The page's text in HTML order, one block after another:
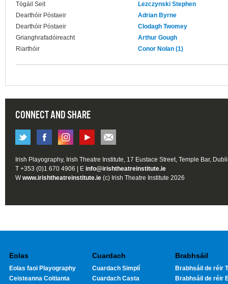
Tógáil Seit
Lezczynski Stephen
Dearthóir Póstaeir
Adrian Byrne
Dearthóir Póstaeir
Clodagh Twomey
Grianghrafadóireacht
Arthur Gough
Riarthóir
Conor Nolan (1)
CONNECT AND SHARE
Irish Playography, Irish Theatre Institute, 17 Eustace Street, Temple Bar,
T +353 (0)1 670 4906 | E info@irishtheatreinstitute.ie
Wwww.irishtheatreinstitute.ie (c) Irish Theatre Institute 2026
Eolas
Eolas faoi Playography
Ceisteanna Coitianta
Cuardach
Cuardach Simplí
Cuardach Casta
Brabhsáil
Brabhsáil de réir
Brabhsáil de réir